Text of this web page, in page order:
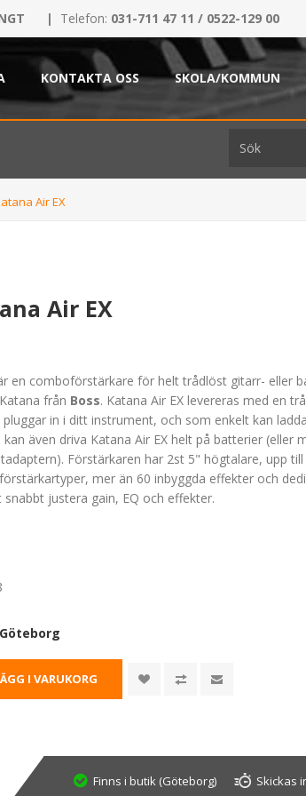
| Telefon: 031-711 47 11 / 0522-129 00
KONTAKTA OSS SKOLA/KOMMUN
Air EX
Air EX
en comboförstärkare för helt trådlöst gitarr- eller
från Boss. Katana Air EX levereras med en
in i ditt instrument, och som enkelt kan
även driva Katana Air EX helt på batterier (eller
Förstärkaren har 2st 5" högtalare, upp till
mer än 60 inbyggda effekter och
justera gain, EQ och effekter.
Finns i butik (Göteborg) Skickas